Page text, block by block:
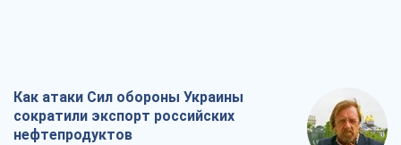
Как атаки Сил обороны Украины
сократили экспорт российских
нефтепродуктов